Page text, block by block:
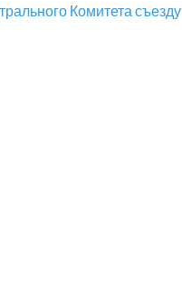
Комитета съезду